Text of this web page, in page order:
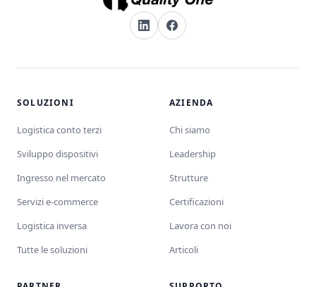
SOLUZIONI
Logistica conto terzi
Sviluppo dispositivi
Ingresso nel mercato
Servizi e-commerce
Logistica inversa
Tutte le soluzioni
AZIENDA
Chi siamo
Leadership
Strutture
Certificazioni
Lavora con noi
Articoli